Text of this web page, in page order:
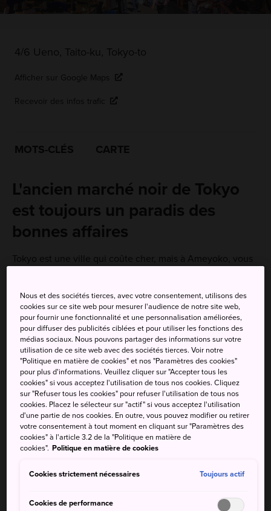
4/6 Ueno, Taito-ku, Tokyo-to
Afficher sur Google Maps
Recevoir des infos trafic
MOTS-CLÉS CARTE
L'ancien marché noir de Tokyo
est toujours un paradis des
bonnes affaires
Tokyo est une ville qui coûte cher, mais à Ameyoko, vous
est plutôt inhabituel dans les commerces au Japon, alors
profitez-en.
À ne pas manquer
Un chocolatier en pleine séance de « tataki uri »
De grands tas d'équipement sportif
Des brochettes de fruits
Comment s'y rendre
Nous et des sociétés tierces, avec votre consentement, utilisons des
cookies sur ce site web pour mesurer l'audience de notre site web,
pour fournir une fonctionnalité et une personnalisation améliorées,
pour diffuser des publicités ciblées et pour utiliser les fonctions des
médias sociaux. Nous pouvons partager des informations sur votre
utilisation de ce site web avec des sociétés tierces. Voir notre
"Politique en matière de cookies" et nos "Paramètres des cookies"
pour plus d'informations. Veuillez cliquer sur "Accepter tous les
cookies" si vous acceptez l'utilisation de tous nos cookies. Cliquez
sur "Refuser tous les cookies" pour refuser l'utilisation de tous nos
cookies. Placez le sélecteur sur "actif" si vous acceptez l'utilisation
d'une partie de nos cookies. En outre, vous pouvez modifier ou retirer
votre consentement à tout moment en cliquant sur "Paramètres des
cookies" à l'article 3.2 de la "Politique en matière de
cookies". Politique en matière de cookies
Cookies strictement nécessaires Toujours actif
Cookies de performance